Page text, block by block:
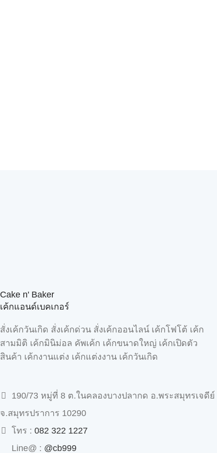
Cake n' Baker
เค้กแอนด์เบคเกอร์
สั่งเค้กวันเกิด สั่งเค้กด่วน สั่งเค้กออนไลน์ เค้กโฟโต้ เค้ก
สามมิติ เค้กมินิม่อล คัพเค้ก เค้กขนาดใหญ่ เค้กเปิดตัว
สินค้า เค้กงานแต่ง เค้กแต่งงาน เค้กวันเกิด
190/73 หมู่ที่ 8 ต.ในคลองบางปลากด อ.พระสมุทรเจดีย์
จ.สมุทรปราการ 10290
โทร : 082 322 1227
Line@ : @cb999